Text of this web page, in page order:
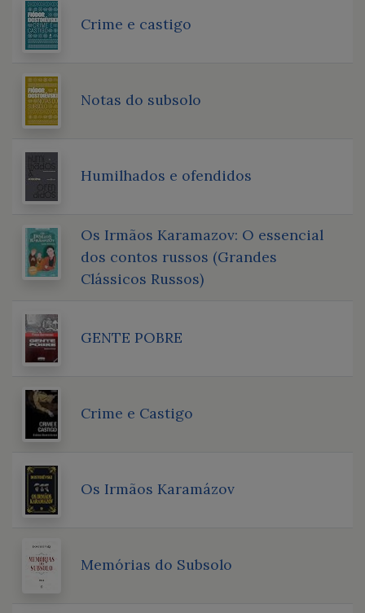
Crime e castigo
Notas do subsolo
Humilhados e ofendidos
Os Irmãos Karamazov: O essencial
dos contos russos (Grandes
Clássicos Russos)
GENTE POBRE
Crime e Castigo
Os Irmãos Karamázov
Memórias do Subsolo